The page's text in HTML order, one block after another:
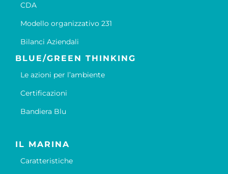
CDA
Modello organizzativo 231
Bilanci Aziendali
BLUE/GREEN THINKING
Le azioni per l’ambiente
Certificazioni
Bandiera Blu
IL MARINA
Caratteristiche